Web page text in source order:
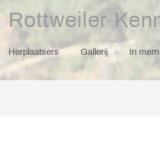
Rottweiler
Herplaatsers Gallerij In